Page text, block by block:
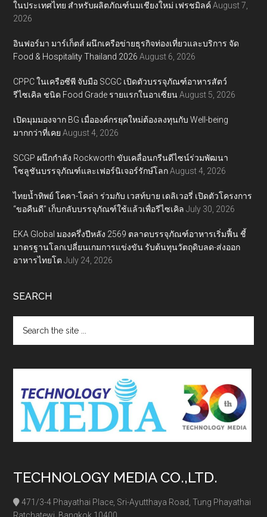
ในประเทศไทย สำหรับผลิตภัณฑ์นมเชียงใหม่ เฟรชมิลค์ August 7,
2026
อินฟอร์มา มาร์เก็ตส์ ผนึกเครือข่ายธุรกิจท่องเที่ยวและบริการ จัด
Food & Hospitality Thailand 2026 August 6, 2026
CPPC ในเครือซีพี จับมือ SCGC เปิดตัวบรรจุภัณฑ์อาหารสัตว์
รีไซเคิล ชนิด Food Grade รายแรกในอาเซียน August 5, 2026
เปิดมุมมองจาก BG เมื่อองค์กรยุคใหม่ต้องลงทุนกับ Well-being
มากกว่าที่เคย August 4, 2026
SCGP ผนึกกำลัง Rockworth ขับเคลื่อนกรีนดีไซน์ร่วมพัฒนา
โซลูชันบรรจุภัณฑ์และเฟอร์นิเจอร์รักษ์โลก August 4, 2026
ไทยน้ำทิพย์ โคคา-โคล่า ร่วมกับ เวสท์บาย เดลิเวอรี่ เปิดตัวโครงการ
“ขอคืนดี” เก็บกลับบรรจุภัณฑ์ใช้แล้วเพื่อรีไซเคิล July 30, 2026
EKA Global มองครึ่งปีหลัง 2569 ตลาดบรรจุภัณฑ์อาหารเริ่มฟื้น ชี้
มาตรฐานโลกเปลี่ยนเกมการแข่งขัน รับต้นทุนวัตถุดิบลด-ส่งออก
อาหารไทยโต July 24, 2026
SEARCH
the
TECHNOLOGY MEDIA CO.,LTD.
471/3-4 Phayathai Place, Sri-Ayutthaya Road, Tung Phayathai